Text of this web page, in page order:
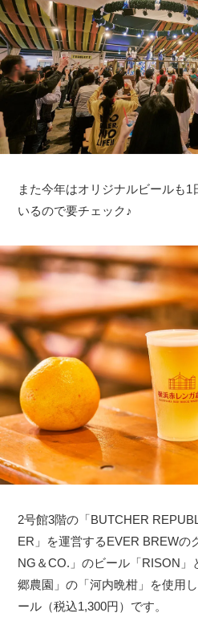
また今年はオリジナルビールも1
いるので要チェック♪
2号館3階の「BUTCHER
ER」を運営するEVER BREWの
NG＆CO.」のビール「RISON」
郷農園」の「河内晩柑」を使用
ール（税込1,300円）です。